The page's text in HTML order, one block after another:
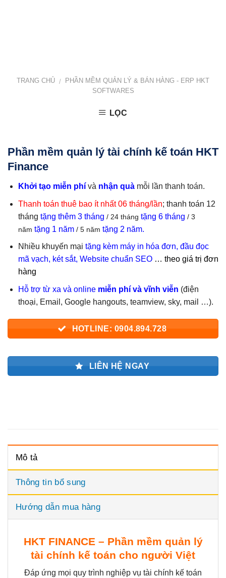
TRANG CHỦ /
PHẦN MỀM QUẢN LÝ & BÁN HÀNG - ERP HKT
SOFTWARES
LỌC
Phần mềm quản lý tài chính kế toán HKT
Finance
Khởi tạo miễn phí và nhận quà mỗi lần thanh toán.
Thanh toán thuê bao ít nhất 06 tháng/lần; thanh toán 12
tháng tặng thêm 3 tháng / 24 tháng tặng 6 tháng / 3
năm tặng 1 năm / 5 năm tặng 2 năm.
Nhiều khuyến mại tặng kèm máy in hóa đơn, đầu đọc
mã vạch, két sắt, Website chuẩn SEO … theo giá trị đơn
hàng
Hỗ trợ từ xa và online miễn phí và vĩnh viễn (điện
thoại, Email, Google hangouts, teamview, sky, mail …).
HOTLINE: 0904.894.728
LIÊN HỆ NGAY
Mô tả
Thông tin bổ sung
Hướng dẫn mua hàng
HKT FINANCE – Phần mềm quản lý
tài chính kế toán cho người Việt
Đáp ứng mọi quy trình nghiệp vụ tài chính kế toán